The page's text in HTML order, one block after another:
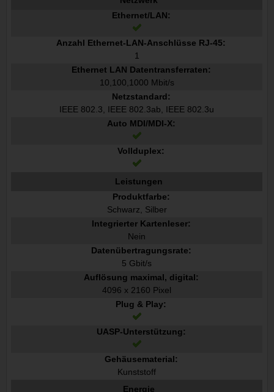
Ethernet/LAN:
Anzahl Ethernet-LAN-Anschlüsse RJ-45:
1
Ethernet LAN Datentransferraten:
10,100,1000 Mbit/s
Netzstandard:
IEEE 802.3, IEEE 802.3ab, IEEE 802.3u
Auto MDI/MDI-X:
Vollduplex:
Leistungen
Produktfarbe:
Schwarz, Silber
Integrierter Kartenleser:
Nein
Datenübertragungsrate:
5 Gbit/s
Auflösung maximal, digital:
4096 x 2160 Pixel
Plug & Play:
UASP-Unterstützung:
Gehäusematerial:
Kunststoff
Energie